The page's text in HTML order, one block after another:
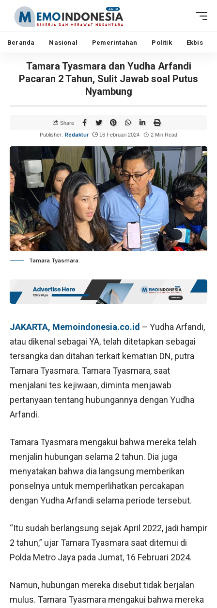
Beranda Nasional Pemerintahan Politik Ekbis
Tamara Tyasmara dan Yudha Arfandi
Pacaran 2 Tahun, Sulit Jawab soal Putus
Nyambung
Publisher: Redaktur 16 Februari 2024 2 Min Read
Share
Tamara Tyasmara.
JAKARTA, Memoindonesia.co.id – Yudha Arfandi,
atau dikenal sebagai YA, telah ditetapkan sebagai
tersangka dan ditahan terkait kematian DN, putra
Tamara Tyasmara. Tamara Tyasmara, saat
menjalani tes kejiwaan, diminta menjawab
pertanyaan tentang hubungannya dengan Yudha
Arfandi.
Tamara Tyasmara mengakui bahwa mereka telah
menjalin hubungan selama 2 tahun. Dia juga
menyatakan bahwa dia langsung memberikan
ponselnya untuk memperlihatkan percakapan
dengan Yudha Arfandi selama periode tersebut.
“Itu sudah berlangsung sejak April 2022, jadi hampir
2 tahun,” ujar Tamara Tyasmara saat ditemui di
Polda Metro Jaya pada Jumat, 16 Februari 2024.
Namun, hubungan mereka disebut tidak berjalan
mulus. Tamara Tyasmara mengakui bahwa mereka